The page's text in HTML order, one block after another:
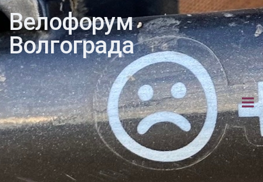
Велофорум
Волгограда